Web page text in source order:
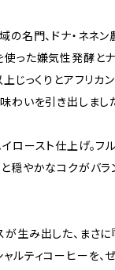
の名門、ドナ・ネネ
った嫌気性発酵と
じっくりとアフリカ
わいを引き出しまし
ロースト仕上げ。フ
穏やかなコクがバラ
生み出した、まさに
ルティコーヒーを、